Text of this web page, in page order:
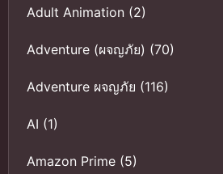
Adult Animation (2)
Adventure (ผจญภัย) (70)
Adventure ผจญภัย (116)
AI (1)
Amazon Prime (5)